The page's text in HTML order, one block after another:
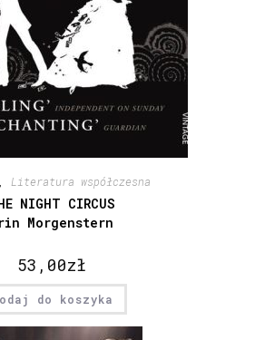
Literatura współczesna
NIGHT CIRCUS
Morgenstern
53,00zł
do koszyka